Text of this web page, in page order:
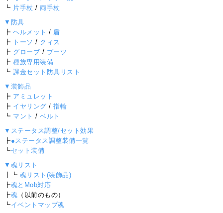
┗ 片手杖 / 両手杖
▼防具
┣ヘルメット / 盾
┣ トーソ / クィス
┣ グローブ / ブーツ
┣種族専用装備
┗課金セット防具リスト
▼装飾品
┣ アミュレット
┣ イヤリング /指輪
┗ マント /ベルト
▼ステータス調整/セット効果
┣●ステータス調整装備一覧
┗セット装備
▼魂リスト
┃┗ 魂リスト(装飾品)
┣魂とMob対応
┣魂 （以前のもの）
┗イベントマップ魂